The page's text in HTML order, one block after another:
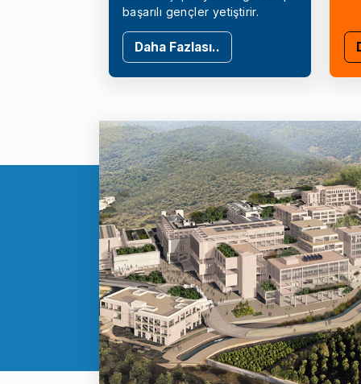
başarılı gençler yetiştirir.
Daha Fazlası..